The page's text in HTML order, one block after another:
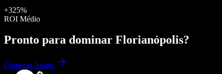
+325%
ROI Médio
Pronto para dominar Florianópolis?
Começar Agora